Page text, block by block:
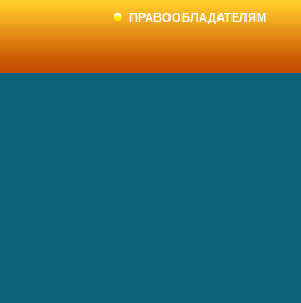
ПРАВООБЛАДАТЕЛЯМ